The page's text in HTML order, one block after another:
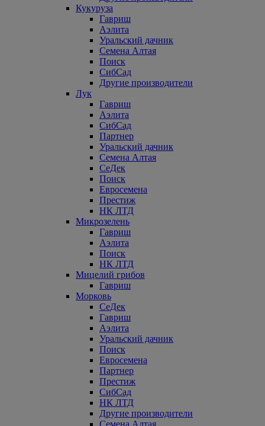
Кукуруза
Гавриш
Аэлита
Уральский дачник
Семена Алтая
Поиск
СибСад
Другие производители
Лук
Гавриш
Аэлита
СибСад
Партнер
Уральский дачник
Семена Алтая
СеДек
Поиск
Евросемена
Престиж
НК ЛТД
Микрозелень
Гавриш
Аэлита
Поиск
НК ЛТД
Мицелий грибов
Гавриш
Морковь
СеДек
Гавриш
Аэлита
Уральский дачник
Поиск
Евросемена
Партнер
Престиж
СибСад
НК ЛТД
Другие производители
Семена Алтая